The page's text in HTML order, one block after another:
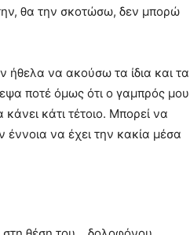
θα την σκοτώσω, δεν μπορώ
ήθελα να ακούσω τα ίδια και τα
ποτέ όμως ότι ο γαμπρός μου
κάτι τέτοιο. Μπορεί να
να έχει την κακία μέσα